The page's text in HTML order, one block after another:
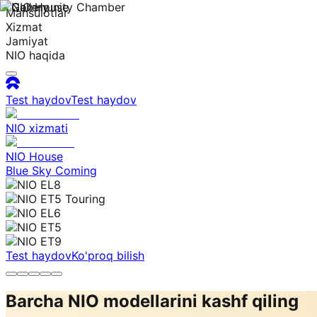
Mahsulotlar
Xizmat
Jamiyat
NIO haqida
Test haydovTest haydov
NIO xizmati
NIO House
Blue Sky Coming
Test haydovKo'proq bilish
Barcha NIO modellarini kashf qiling